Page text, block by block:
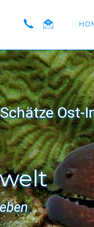
Ost-